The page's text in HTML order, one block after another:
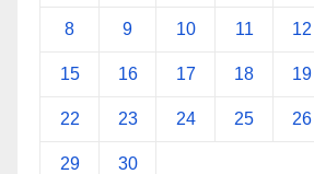
8 9 10 11 12
15 16 17 18 19
22 23 24 25 26
29 30